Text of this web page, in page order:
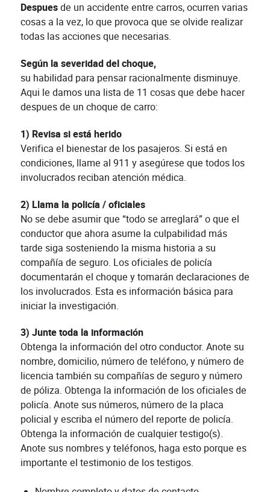
Despuesde un accidente entre carros, ocurren varias
cosas a la vez, lo que provoca que se olvide realizar
todas las acciones que necesarias.
Según la severidad del choque,
su habilidad para pensar racionalmente disminuye.
Aqui le damos una lista de 11 cosas que debe hacer
despues de un choque de carro:
1) Revisa si está herido
Verifica el bienestar de los pasajeros. Si está en
condiciones, llame al 911 y asegúrese que todos los
involucrados reciban atención médica.
2) Llama la policía / oficiales
No se debe asumir que “todo se arreglará” o que el
conductor que ahora asume la culpabilidad más
tarde siga sosteniendo la misma historia a su
compañía de seguro. Los oficiales de policía
documentarán el choque y tomarán declaraciones de
los involucrados. Esta es información básica para
iniciar la investigación.
3) Junte toda la información
Obtenga la información del otro conductor. Anote su
nombre, domicilio, número de teléfono, y número de
licencia también su compañías de seguro y número
de póliza. Obtenga la información de los oficiales de
policía. Anote sus números, número de la placa
policial y escriba el número del reporte de policía.
Obtenga la información de cualquier testigo(s).
Anote sus nombres y teléfonos, haga esto porque es
importante el testimonio de los testigos.